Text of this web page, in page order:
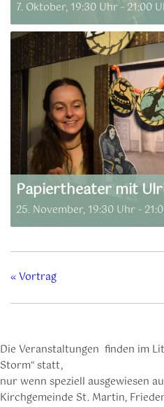
7. Oktober, 19:30 Uhr - 21:00
Papiertheater mit
25. November, 19:30 Uhr -
«Vortrag
Die Veranstaltungen finden im
Storm“ statt,
nur wenn speziell ausgewiesen
Kirchgemeinde St. Martin,